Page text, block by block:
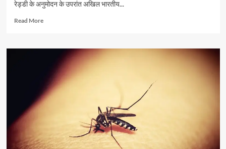
किया
रेड्डी के अनुमोदन के उपरांत अखिल भारतीय...
Read MoreRead
संतोष
राष्ट्रीय
मजदूर
कांग्रेस
झारखंड
के